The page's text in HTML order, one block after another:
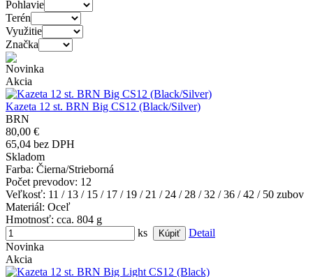
Pohlavie
Terén
Využitie
Značka
Novinka
Akcia
Kazeta 12 st. BRN Big CS12 (Black/Silver)
BRN
80,00 €
65,04 bez DPH
Skladom
Farba: Čierna/Strieborná
Počet prevodov: 12
Veľkosť: 11 / 13 / 15 / 17 / 19 / 21 / 24 / 28 / 32 / 36 / 42 / 50 zubov
Materiál: Oceľ
Hmotnosť: cca. 804 g
ks
Detail
Novinka
Akcia